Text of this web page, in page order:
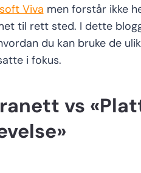
Viva men forstår ikke
til rett sted. I dette
du kan bruke de
i fokus.
vs «
»